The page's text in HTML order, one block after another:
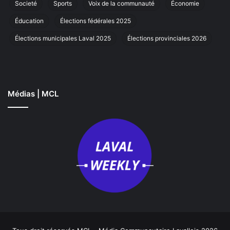
Societé Sports Voix de la communauté Économie
Éducation Élections fédérales 2025
Élections municipales Laval 2025 Élections provinciales 2026
Médias | MCL